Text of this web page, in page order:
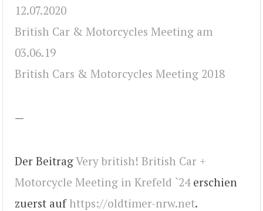
12.07.2020
British Car & Motorcycles Meeting am
03.06.19
British Cars & Motorcycles Meeting 2018
—
Der BeitragVery british! British Car +
Motorcycle Meeting in Krefeld `24erschien
zuerst auf https://oldtimer-nrw.net.